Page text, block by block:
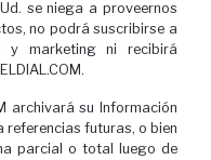
se niega a proveernos
no podrá suscribirse a
y marketing ni recibirá
archivará su Información
referencias futuras, o bien
parcial o total luego de